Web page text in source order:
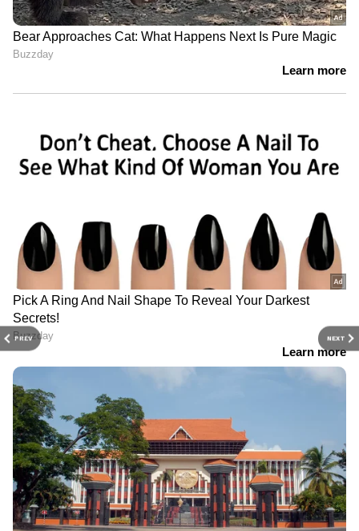
PREV NEXT